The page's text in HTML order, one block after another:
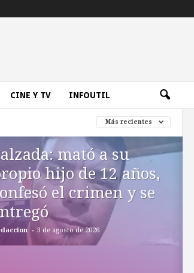
CINE Y TV INFOUTIL
Más recientes
mató a su
hijo de 12 años,
el crimen y se
- 3 de agosto de 2026